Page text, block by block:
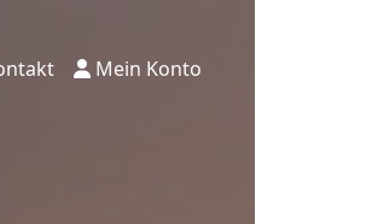
Mein Konto